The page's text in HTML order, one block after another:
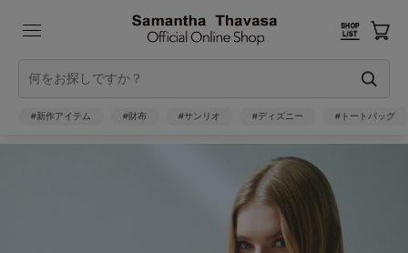
#新作アイテム #財布 #サンリオ #ディズニー #トートバッグ